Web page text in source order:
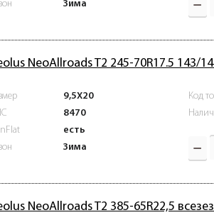
Зима
NeoAllroads T2 245-70R17.5 143/
9,5X20
8470
есть
Зима
Код
NeoAllroads T2 385-65R22,5